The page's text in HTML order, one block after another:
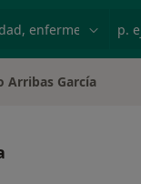
Arribas García